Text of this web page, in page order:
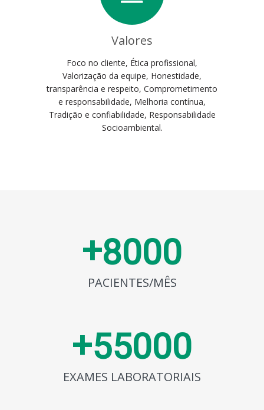
Valores
Foco no cliente, Ética profissional,
Valorização da equipe, Honestidade,
transparência e respeito, Comprometimento
e responsabilidade, Melhoria contínua,
Tradição e confiabilidade, Responsabilidade
Socioambiental.
+8000
PACIENTES/MÊS
+55000
EXAMES LABORATORIAIS